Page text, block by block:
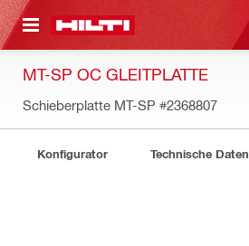
MT-SP OC GLEITPLATTE
Schieberplatte MT-SP #2368807
Konfigurator Technische Daten